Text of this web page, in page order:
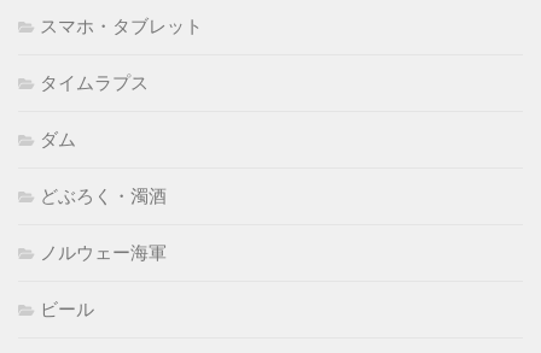
スマホ・タブレット
タイムラプス
ダム
どぶろく・濁酒
ノルウェー海軍
ビール